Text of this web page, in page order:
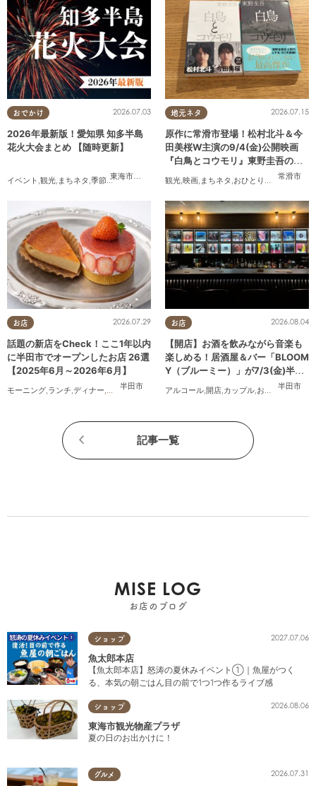
おでかけ
東海市
,大府市 知多市,東浦町 ,阿久比町, 半田市 常滑市,武豊
2026.07.03
2026年最新版！愛知県 知多半島
花火大会まとめ 【随時更新】
イベント 観光 まちネタ 季節ネタ ,まとめ記事 親子 夫婦 家族,カップル ,友人
地元ネタ
常滑市
2026.07.15
原作に常滑市登場！松村北斗＆今
田美桜W主演の9/4(金)公開映画
『白鳥とコウモリ』東野圭吾の原
観光 映画 まちネタ おひとりさま
お店
半田市
2026.07.29
話題の新店をCheck！ここ1年以内
に半田市でオープンしたお店 26選
【2025年6月～2026年6月】
モーニング ランチ ディナー アルコール ラーメン,パン,カフェ スイーツ テイクアウト
お店
半田市
2026.08.04
【開店】お酒を飲みながら音楽も
楽しめる！居酒屋＆バー「BLOOM
Y（ブルーミー）」が7/3(金)半田
アルコール 開店 カップル おひとりさま
記事一覧
MISE LOG
お店のブログ
ショップ 2027.07.06
魚太郎本店
【魚太郎本店】怒涛の夏休みイベント①｜魚屋がつく
る、本気の朝ごはん目の前で1つ1つ作るライブ感
ショップ 2026.08.06
東海市観光物産プラザ
夏の日のお出かけに！
グルメ 2026.07.31